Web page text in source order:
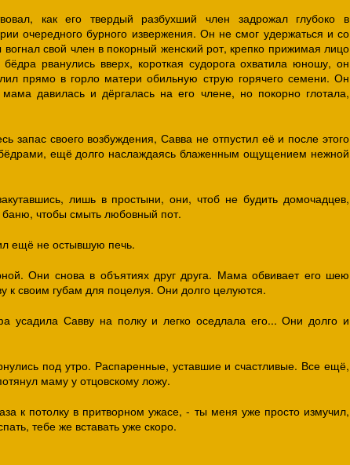
как его твердый разбухший член задрожал глубоко в
очередного бурного извержения. Он не смог удержаться и со
свой член в покорный женский рот, крепко прижимая лицо
рванулись вверх, короткая судорога охватила юношу, он
прямо в горло матери обильную струю горячего семени. Он
давилась и дёргалась на его члене, но покорно глотала,
запас своего возбуждения, Савва не отпустил её и после этого
ещё долго наслаждаясь блаженным ощущением нежной
лишь в простыни, они, чтоб не будить домочадцев,
чтобы смыть любовный пот.
ещё не остывшую печь.
Они снова в объятиях друг друга. Мама обвивает его шею
к своим губам для поцелуя. Они долго целуются.
усадила Савву на полку и легко оседлала его... Они долго и
под утро. Распаренные, уставшие и счастливые. Все ещё,
маму у отцовскому ложу.
к потолку в притворном ужасе, - ты меня уже просто измучил,
тебе же вставать уже скоро.